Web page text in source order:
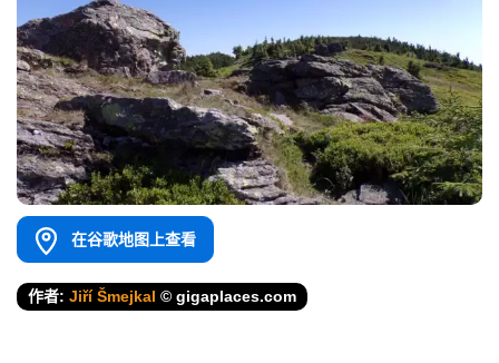
在谷歌地图上查看
作者: Jiří Šmejkal © gigaplaces.com